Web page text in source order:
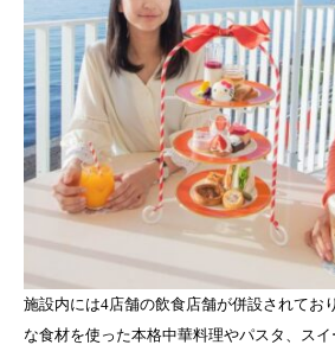
施設内には4店舗の飲食店舗が併設されてお
な食材を使った本格中華料理やパスタ、スイ